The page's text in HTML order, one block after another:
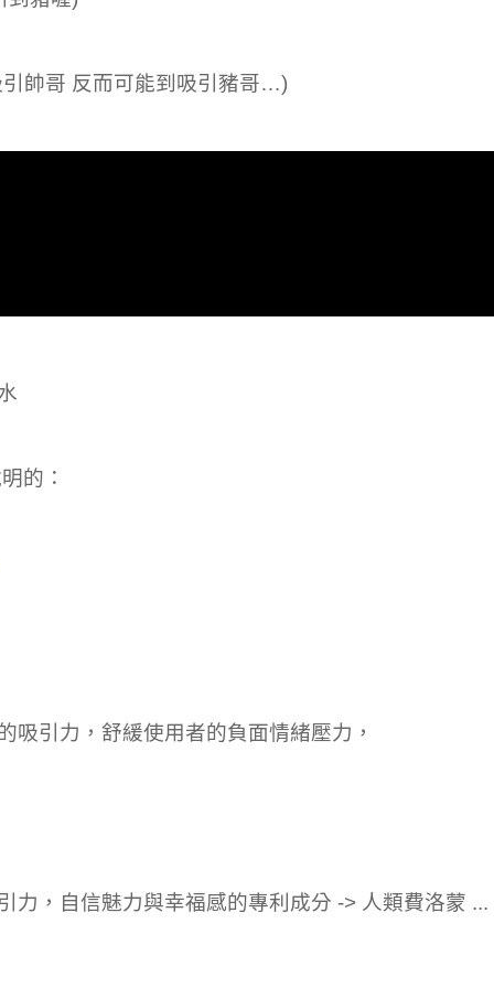
帥哥 反而可能到吸引豬哥…)
的：
吸引力，舒緩使用者的負面情緒壓力，
力，自信魅力與幸福感的專利成分 -> 人類費洛蒙 ...